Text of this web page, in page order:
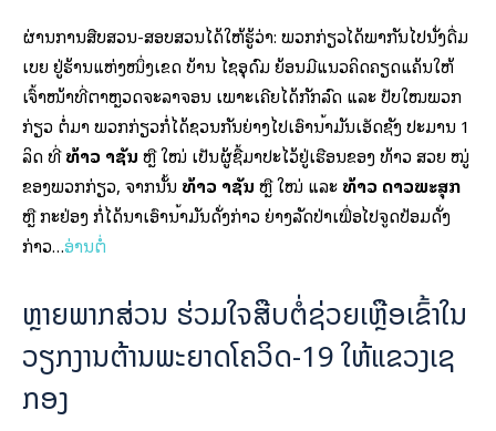
ຜ່ານການສືບສວນ-ສອບສວນໄດ້ໃຫ້ຮູ້ວ່າ: ພວກກ່ຽວໄດ້ພາກັນໄປນັ່ງດື່ມ
ເບຍ ຢູ່ຮ້ານແຫ່ງໜຶ່ງເຂດ ບ້ານ ໄຊອຸດົມ ຍ້ອນມີແນວຄິດຄຽດແຄ້ນໃຫ້
ເຈົ້າໜ້າທີ່ຕຳຫຼວດຈະລາຈອນ ເພາະເຄີຍໄດ້ກັກລົດ ແລະ ປັບໃໝພວກ
ກ່ຽວ ຕໍ່ມາ ພວກກ່ຽວກໍ່ໄດ້ຊວນກັນຍ່າງໄປເອົານ້ຳມັນເອັດຊັງ ປະມານ 1
ລິດ ທີ່ທ້າວ ລາຊັນ ຫຼື ໃໝ່ ເປັນຜູ້ຊື້ມາປະໄວ້ຢູ່ເຮືອນຂອງ ທ້າວ ສວຍ ໝູ່
ຂອງພວກກ່ຽວ, ຈາກນັ້ນ ທ້າວ ລາຊັນ ຫຼື ໃໝ່ ແລະ ທ້າວ ດາວພະສຸກ
ຫຼື ກະຢ່ອງ ກໍ່ໄດ້ນຳເອົານ້ຳມັນດັ່ງກ່າວ ຍ່າງລັດປ່າເພື່ອໄປຈູດປ້ອມດັ່ງ
ກ່າວ…ອ່ານຕໍ່
ຫຼາຍພາກສ່ວນ ຮ່ວມໃຈສືບຕໍ່ຊ່ວຍເຫຼືອເຂົ້າໃນ
ວຽກງານຕ້ານພະຍາດໂຄວິດ-19 ໃຫ້ແຂວງເຊ
ກອງ